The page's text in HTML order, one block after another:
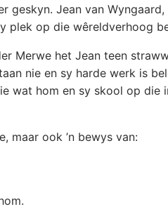
geskyn. Jean van
plek op die wêreldverhoog
Merwe het Jean teen
nie en sy harde werk is
wat hom en sy skool op die
maar ook ’n bewys van: